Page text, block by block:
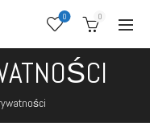
0 0